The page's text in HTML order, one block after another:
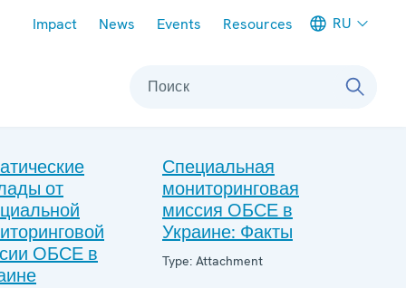
Impact News Events Resources RU
Поиск
от
ОБСЕ в
Специальная
мониторинговая
миссия ОБСЕ в
Украине: Факты
Type: Attachment